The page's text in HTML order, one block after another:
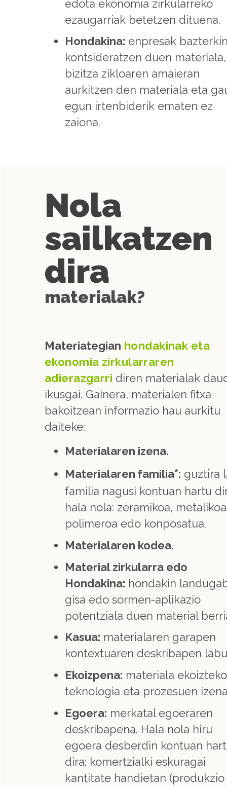
edota ekonomia zirkularreko
ezaugarriak betetzen dituena.
Hondakina: enpresak
kontsideratzen duen materiala,
bizitza zikloaren amaieran
aurkitzen den materiala eta
egun irtenbiderik ematen ez
zaiona.
Nola
sailkatzen
dira
materialak?
Materiategian hondakinak eta
ekonomia zirkularraren
adierazgarri diren materialak
ikusgai. Gainera, materialen fitxa
bakoitzean informazio hau aurkitu
daiteke:
Materialaren izena.
Materialaren familia*: guztira
familia nagusi kontuan hartu
hala nola: zeramikoa,
polimeroa edo konposatua.
Materialaren kodea.
Material zirkularra edo
Hondakina: hondakin
gisa edo sormen-aplikazio
potentziala duen material
Kasua: materialaren garapen
kontextuaren deskribapen
Ekoizpena: materiala ekoizteko
teknologia eta prozesuen
Egoera: merkatal egoeraren
deskribapena. Hala nola hiru
egoera desberdin kontuan
dira: komertzialki eskuragai
kantitate handietan (produkzio